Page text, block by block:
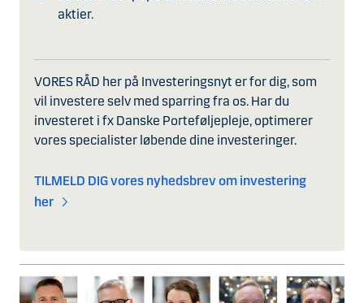
aktier.
VORES RÅD her på Investeringsnyt er for dig, som
vil investere selv med sparring fra os. Har du
investeret i fx Danske Porteføljepleje, optimerer
vores specialister løbende dine investeringer.
TILMELD DIG vores nyhedsbrev om investering
her